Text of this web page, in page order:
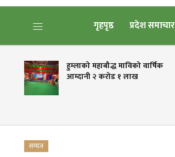
गृहपृष्ठ प्रदेश समाचार
हुम्लाको महाबौद्ध माविको वार्षिक
आम्दानी २ करोड १ लाख
समाज